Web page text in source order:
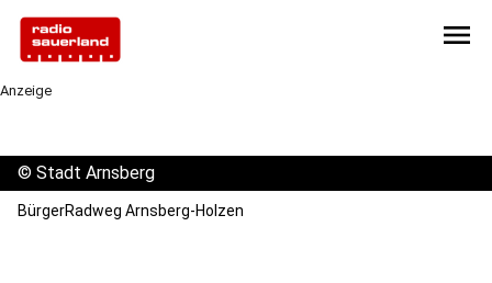
menu
Anzeige
© Stadt Arnsberg
BürgerRadweg Arnsberg-Holzen